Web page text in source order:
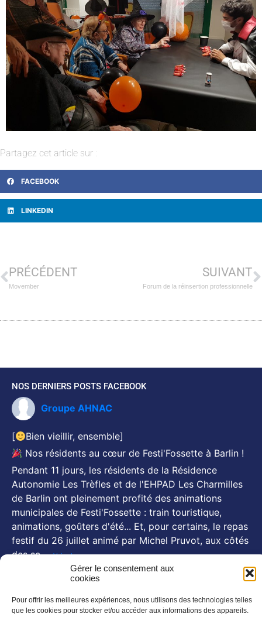
Gérer le consentement aux
cookies
Pour offrir les meilleures expériences, nous utilisons des technologies telles
que les cookies pour stocker et/ou accéder aux informations des appareils.
Partagez cet article sur :
FACEBOOK
LINKEDIN
PRÉCÉDENT
Movember
SUIVANT
Forum de la réinsertion professionnelle
NOS DERNIERS POSTS FACEBOOK
Groupe AHNAC
[
Bien vieillir, ensemble]
Nos résidents au cœur de Festi'Fossette à Barlin !
Pendant 11 jours, les résidents de la Résidence
Autonomie Les Trèfles et de l'EHPAD Les Charmilles
de Barlin ont pleinement profité des animations
municipales de Festi'Fossette : train touristique,
animations, goûters d'été... Et, pour certains, le repas
festif du 26 juillet animé par Michel Pruvot, aux côtés
des se ...Voir plus
NOS NEWSLETTERS